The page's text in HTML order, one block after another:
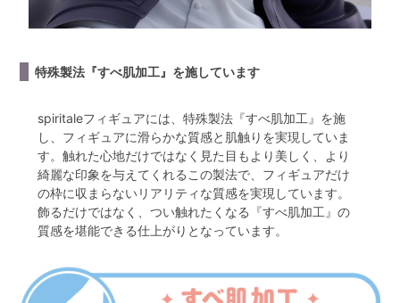
特殊製法『すべ肌加工』を施しています
spiritaleフィギュアには、特殊製法『すべ肌加工』を施
し、フィギュアに滑らかな質感と肌触りを実現していま
す。触れた心地だけではなく見た目もより美しく、より
綺麗な印象を与えてくれるこの製法で、フィギュアだけ
の枠に収まらないリアリティな質感を実現しています。
飾るだけではなく、つい触れたくなる『すべ肌加工』の
質感を堪能できる仕上がりとなっています。